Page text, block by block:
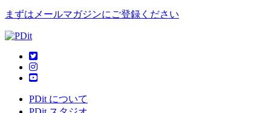
まずはメールマガジンにご登録ください
PDit について